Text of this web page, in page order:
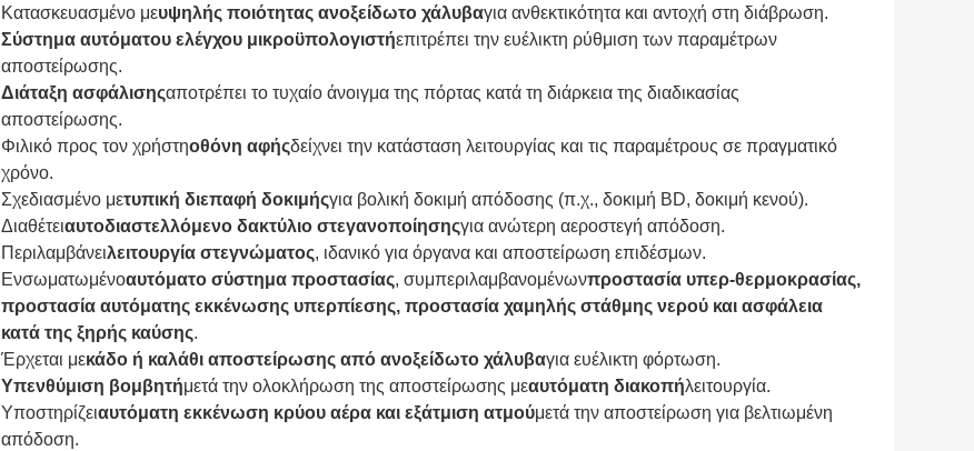
Κατασκευασμένο μευψηλής ποιότητας ανοξείδωτο χάλυβαγια ανθεκτικότητα και αντοχή στη διάβρωση.
Σύστημα αυτόματου ελέγχου μικροϋπολογιστήεπιτρέπει την ευέλικτη ρύθμιση των παραμέτρων
αποστείρωσης.
Διάταξη ασφάλισηςαποτρέπει το τυχαίο άνοιγμα της πόρτας κατά τη διάρκεια της διαδικασίας
αποστείρωσης.
Φιλικό προς τον χρήστηοθόνη αφήςδείχνει την κατάσταση λειτουργίας και τις παραμέτρους σε πραγματικό
χρόνο.
Σχεδιασμένο μετυπική διεπαφή δοκιμήςγια βολική δοκιμή απόδοσης (π.χ., δοκιμή BD, δοκιμή κενού).
Διαθέτειαυτοδιαστελλόμενο δακτύλιο στεγανοποίησηςγια ανώτερη αεροστεγή απόδοση.
Περιλαμβάνειλειτουργία στεγνώματος, ιδανικό για όργανα και αποστείρωση επιδέσμων.
Ενσωματωμένοαυτόματο σύστημα προστασίας, συμπεριλαμβανομένωνπροστασία υπερ-θερμοκρασίας,
προστασία αυτόματης εκκένωσης υπερπίεσης, προστασία χαμηλής στάθμης νερού και ασφάλεια
κατά της ξηρής καύσης.
Έρχεται μεκάδο ή καλάθι αποστείρωσης από ανοξείδωτο χάλυβαγια ευέλικτη φόρτωση.
Υπενθύμιση βομβητήμετά την ολοκλήρωση της αποστείρωσης μεαυτόματη διακοπήλειτουργία.
Υποστηρίζειαυτόματη εκκένωση κρύου αέρα και εξάτμιση ατμούμετά την αποστείρωση για βελτιωμένη
απόδοση.